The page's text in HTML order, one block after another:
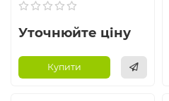
Уточнюйте ціну
Купити